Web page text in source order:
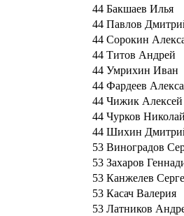
44 Бакшаев Илья
44 Павлов
44 Сорокин
44 Титов Андрей
44 Умрихин Иван
44 Фардеев
44 Чижик Алексей
44 Чурков
44 Шихин
53 Виноградов
53 Захаров
53 Канжелев
53 Касач Валерия
53 Латников